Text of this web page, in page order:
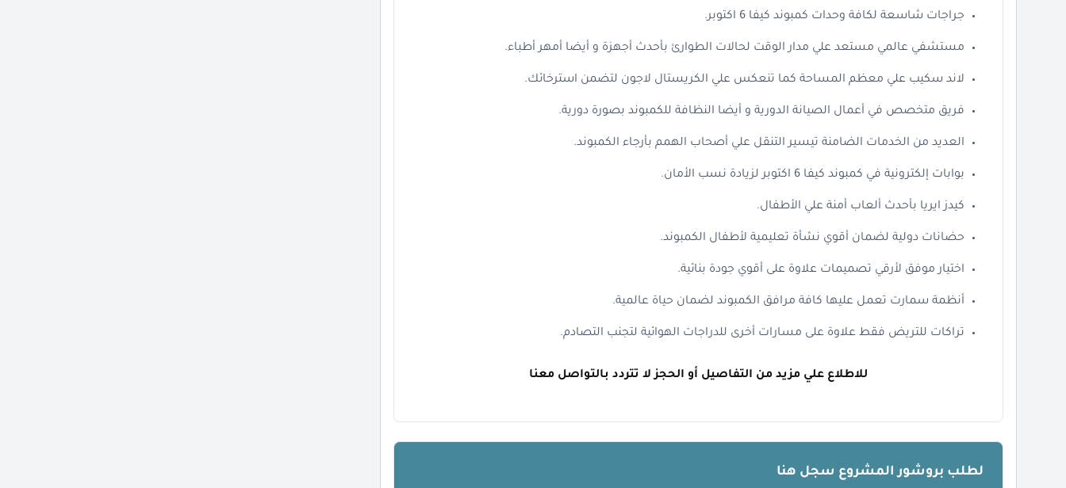
جراجات شاسعة لكافة وحدات كمبوند كيفا 6 اكتوبر.
مستشفي عالمي مستعد علي مدار الوقت لحالات الطوارئ بأحدث أجهزة و أيضا أمهر أطباء.
لاند سكيب علي معظم المساحة كما تنعكس علي الكريستال لاجون لتضمن استرخائك.
فريق متخصص في أعمال الصيانة الدورية و أيضا النظافة للكمبوند بصورة دورية.
العديد من الخدمات الضامنة تيسير التنقل علي أصحاب الهمم بأرجاء الكمبوند.
بوابات إلكترونية في كمبوند كيفا 6 اكتوبر لزيادة نسب الأمان.
كيدز ايريا بأحدث ألعاب أمنة علي الأطفال.
حضانات دولية لضمان أقوي نشأة تعليمية لأطفال الكمبوند.
اختيار موفق لأرقي تصميمات علاوة على أقوي جودة بنائية.
أنظمة سمارت تعمل عليها كافة مرافق الكمبوند لضمان حياة عالمية.
تراكات للتريض فقط علاوة على مسارات أخرى للدراجات الهوائية لتجنب التصادم.
للاطلاع علي مزيد من التفاصيل أو الحجز لا تتردد بالتواصل معنا
لطلب بروشور المشروع سجل هنا